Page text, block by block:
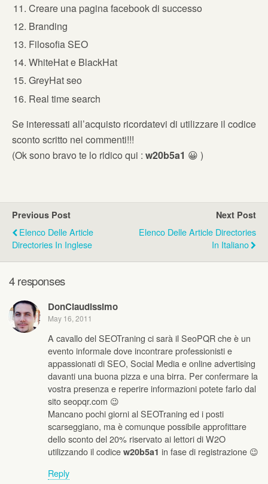
Creare una pagina facebook di successo
Branding
Filosofia SEO
WhiteHat e BlackHat
GreyHat seo
Real time search
Se interessati all’acquisto ricordatevi di utilizzare il codice
sconto scritto nei commenti!!!
(Ok sono bravo te lo ridico qui : w20b5a1 😀 )
Previous Post
Elenco Delle Article
Directories In Inglese
Next Post
Elenco Delle Article Directories
In Italiano
4 responses
DonClaudissimo
May 16, 2011
A cavallo del SEOTraning ci sarà il SeoPQR che è un
evento informale dove incontrare professionisti e
appassionati di SEO, Social Media e online advertising
davanti una buona pizza e una birra. Per confermare la
vostra presenza e reperire informazioni potete farlo dal
sito seopqr.com 😉
Mancano pochi giorni al SEOTraning ed i posti
scarseggiano, ma è comunque possibile approfittare
dello sconto del 20% riservato ai lettori di W2O
utilizzando il codice w20b5a1 in fase di registrazione 😉
Reply